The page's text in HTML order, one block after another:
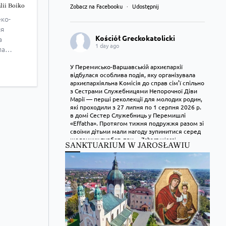
Boiko
о.
Zobacz na Facebooku · Udostępnij
Kościół Greckokatolicki
1 day ago
У Перемисько-Варшавській архиєпархії
відбулася особлива подія, яку організувала
архиєпархіяльна Комісія до справ сім’ї спільно
з Сестрами Служебницями Непорочної Діви
Марії — перші реколекції для молодих родин,
які проходили з 27 липня по 1 серпня 2026 р.
в домі Сестер Служебниць у Перемишлі
«Effatha». Протягом тижня подружжя разом зі
своїми дітьми мали нагоду зупинитися серед
щоденних турбот, при
Zobacz więcej
Zobacz na Facebooku Udostępnij
Kościół Greckokatolicki
1 day ago
Преображення Господнє в Лодзі
SANKTUARIUM W JAROSŁAWIU